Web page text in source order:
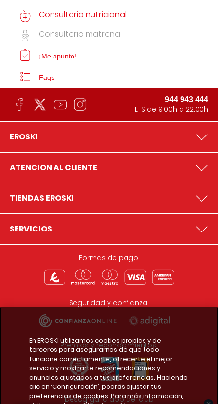
Consultorio nutricional
Consultorio matrona
¡Me apunto!
Faqs
944 943 444
L-S de 9:00h a 22:00h
EROSKI
ATENCION AL CLIENTE
TIENDAS EROSKI
SERVICIOS
Formas de pago:
Seguridad y confianza:
Premios y reconocimientos:
Descarga la app del club
En EROSKI utilizamos cookies propias y de
terceros para asegurarnos de que todo
funcione correctamente, ofrecerte el mejor
servicio y mostrarte recomendaciones y
anuncios ajustados a tus preferencias. Haciendo
clic en ‘Configuración’, podrás ajustar tus
preferencias de cookies. Para más información,